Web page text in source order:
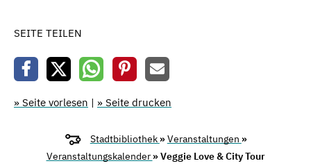
SEITE TEILEN
» Seite vorlesen | » Seite drucken
Stadtbibliothek »Veranstaltungen »
Veranstaltungskalender » Veggie Love & City Tour